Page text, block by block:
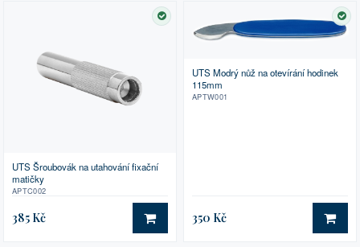
SKLADEM
UTS Šroubovák na utahování fixační
matičky
APTC002
385 Kč DO KOŠÍKU
UTS Modrý nůž na otevírání hodinek
115mm
APTW001
350 Kč DO